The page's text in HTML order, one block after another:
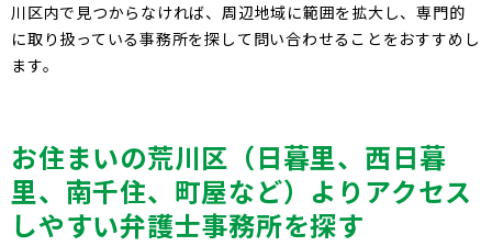
川区内で見つからなければ、周辺地域に範囲を拡大し、専門的
に取り扱っている事務所を探して問い合わせることをおすすめし
ます。
お住まいの荒川区（日暮里、西日暮
里、南千住、町屋など）よりアクセス
しやすい弁護士事務所を探す